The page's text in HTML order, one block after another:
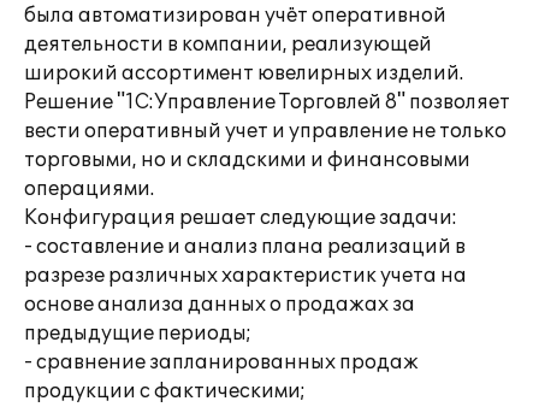
была автоматизирован учёт оперативной
деятельности в компании, реализующей
широкий ассортимент ювелирных изделий.
Решение "1С:Управление Торговлей 8" позволяет
вести оперативный учет и управление не только
торговыми, но и складскими и финансовыми
операциями.
Конфигурация решает следующие задачи:
- составление и анализ плана реализаций в
разрезе различных характеристик учета на
основе анализа данных о продажах за
предыдущие периоды;
- сравнение запланированных продаж
продукции с фактическими;